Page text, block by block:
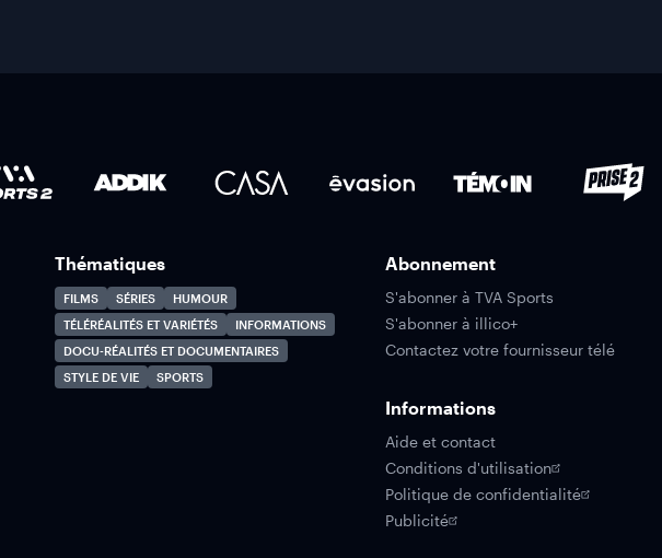
Thématiques
FILMS SÉRIES
HUMOUR
TÉLÉRÉALITÉS ET VARIÉTÉS
INFORMATIONS
DOCU-RÉALITÉS ET DOCUMENTAIRES
STYLE DE VIE
SPORTS
Abonnement
S'abonner à TVA Sports
S'abonner à illico+
Contactez votre fournisseur télé
Informations
Aide et contact
Conditions d'utilisation
Politique de confidentialité
Publicité